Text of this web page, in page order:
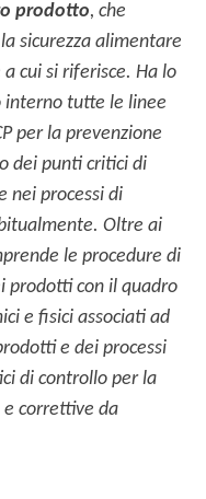
prodotto, che
sicurezza alimentare
cui si riferisce. Ha lo
interno tutte le linee
per la prevenzione
dei punti critici di
nei processi di
Oltre ai
le procedure di
prodotti con il quadro
e fisici associati ad
e dei processi
di controllo per la
correttive da